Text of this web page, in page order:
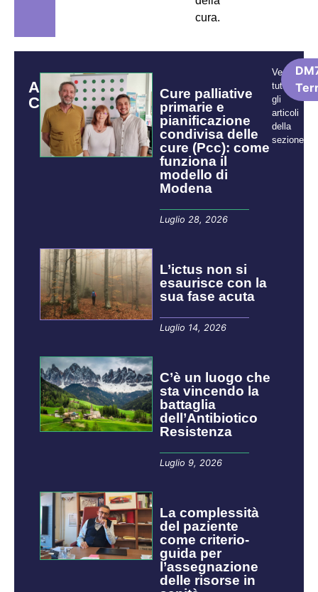
cura.
ARTICOLI
CORRELATI
Cure palliative
primarie e
pianificazione
condivisa delle
cure (Pcc): come
funziona il
modello di
Modena
Luglio 28, 2026
L’ictus non si
esaurisce con la
sua fase acuta
Luglio 14, 2026
C’è un luogo che
sta vincendo la
battaglia
dell’Antibiotico
Resistenza
Luglio 9, 2026
La complessità
del paziente
come criterio-
guida per
l’assegnazione
delle risorse in
Vedi
tutti
gli
articoli
della
sezione: